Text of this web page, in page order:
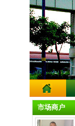
市场商户